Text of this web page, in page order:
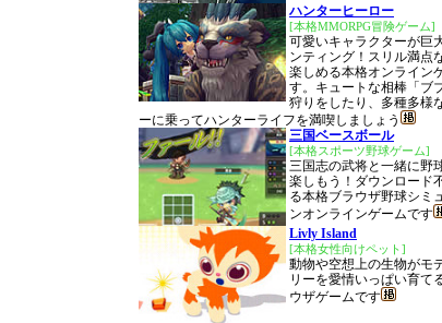
ハンターヒーロー
[本格MMORPG冒険ゲーム]
可愛いキャラクターが巨
ンティング！スリル満点
楽しめる本格オンライン
す。キュートな相棒「ブ
狩りをしたり、多種多様
ーに乗ってハンターライフを満喫しましょう
三国ベースボール
[本格スポーツ野球ゲーム]
三国志の武将と一緒に野
楽しもう！ダウンロード
る本格ブラウザ野球シミ
ンオンラインゲームです
Livly Island
[本格女性向けペット]
動物や空想上の生物がモ
リーを愛情いっぱい育て
ウザゲームです